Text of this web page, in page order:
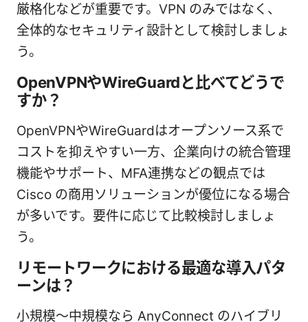
厳格化などが重要です。VPN のみではなく、
全体的なセキュリティ設計として検討しましょ
う。
OpenVPNやWireGuardと比べてどうで
すか？
OpenVPNやWireGuardはオープンソース系で
コストを抑えやすい一方、企業向けの統合管理
機能やサポート、MFA連携などの観点では
Cisco の商用ソリューションが優位になる場合
が多いです。要件に応じて比較検討しましょ
う。
リモートワークにおける最適な導入パタ
ーンは？
小規模〜中規模なら AnyConnect のハイブリ